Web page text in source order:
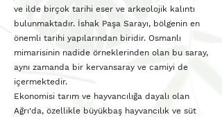
ve ilde birçok tarihi eser ve arkeolojik kalıntı
bulunmaktadır. İshak Paşa Sarayı, bölgenin en
önemli tarihi yapılarından biridir. Osmanlı
mimarisinin nadide örneklerinden olan bu saray,
aynı zamanda bir kervansaray ve camiyi de
içermektedir.
Ekonomisi tarım ve hayvancılığa dayalı olan
Ağrı'da, özellikle büyükbaş hayvancılık ve süt